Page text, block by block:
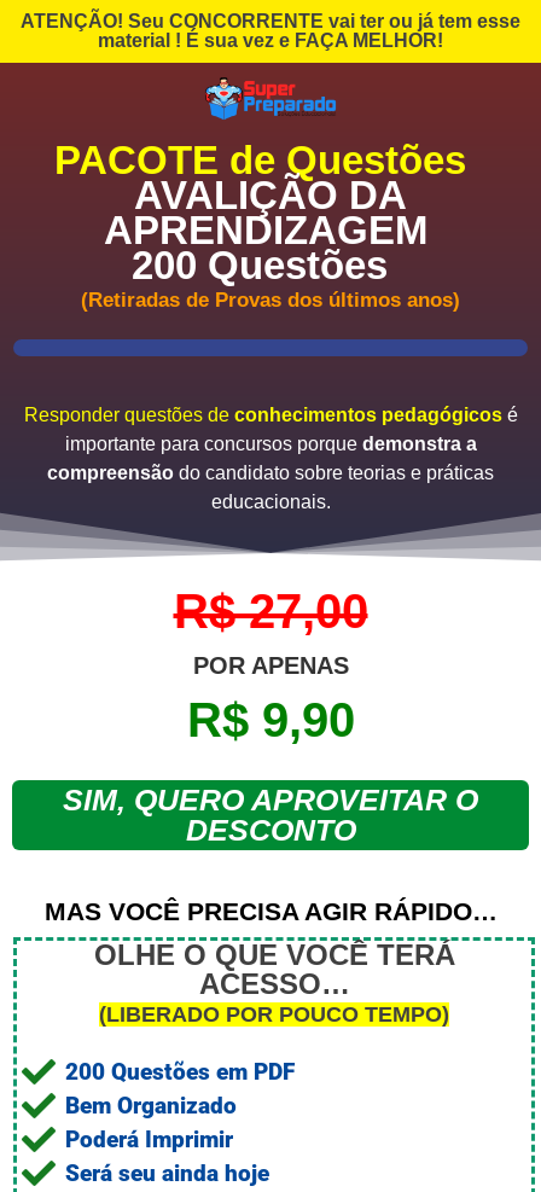
ATENÇÃO! Seu CONCORRENTE vai ter ou já tem esse
material ! É sua vez e FAÇA MELHOR!
PACOTE de Questões
AVALIÇÃO DA
APRENDIZAGEM
200 Questões
(Retiradas de Provas dos últimos anos)
Responder questões de conhecimentos pedagógicosé
importante para concursos porque demonstra a
compreensão do candidato sobre teorias e práticas
educacionais.
R$ 27,00
POR APENAS
R$ 9,90
SIM, QUERO APROVEITAR O
DESCONTO
MAS VOCÊ PRECISA AGIR RÁPIDO…
OLHE O QUE VOCÊ TERÁ
ACESSO…
(LIBERADO POR POUCO TEMPO)
200 Questões em PDF
Bem Organizado
Poderá Imprimir
Será seu ainda hoje